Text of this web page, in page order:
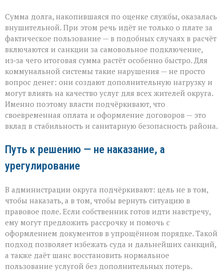
Сумма долга, накопившаяся по оценке службы, оказалась
внушительной. При этом речь идёт не только о плате за
фактическое пользование — в подобных случаях в расчёт
включаются и санкции за самовольное подключение,
из‑за чего итоговая сумма растёт особенно быстро. Для
коммунальной системы такие нарушения — не просто
вопрос денег: они создают дополнительную нагрузку и
могут влиять на качество услуг для всех жителей округа.
Именно поэтому власти подчёркивают, что
своевременная оплата и оформление договоров — это
вклад в стабильность и санитарную безопасность района.
Путь к решению — не наказание, а
урегулирование
В администрации округа подчёркивают: цель не в том,
чтобы наказать, а в том, чтобы вернуть ситуацию в
правовое поле. Если собственник готов идти навстречу,
ему могут предложить рассрочку и помочь с
оформлением документов в упрощённом порядке. Такой
подход позволяет избежать суда и дальнейших санкций,
а также даёт шанс восстановить нормальное
пользование услугой без дополнительных потерь.